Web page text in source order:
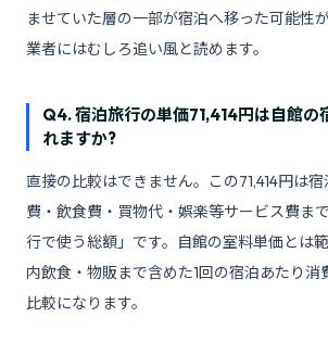
ませていた層の一部が宿泊へ移った可能性
業者にはむしろ追い風と読めます。
Q4. 宿泊旅行の単価71,414円は自館の
れますか?
直接の比較はできません。この71,414円は
費・飲食費・買物代・娯楽等サービス費ま
行で使う総額」です。自館の室料単価とは
内飲食・物販まで含めた1回の宿泊あたり消
比較になります。